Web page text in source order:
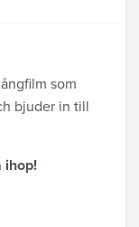
som
bjuder in till
ihop!